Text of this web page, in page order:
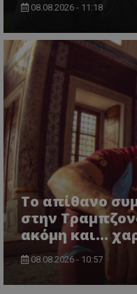
08.08.2026 - 11:18
Το απίθανο
στην
ακόμη και...
08.08.2026 - 10:57